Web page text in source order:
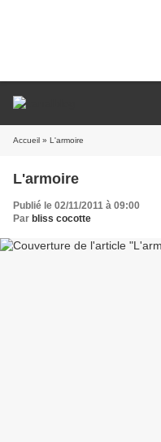
Accueil » L'armoire
L'armoire
Publié le 02/11/2011 à 09:00
Par bliss cocotte